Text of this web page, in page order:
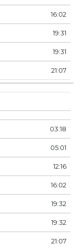
16:02
19:31
19:31
21:07
03:18
05:01
12:16
16:02
19:32
19:32
21:07